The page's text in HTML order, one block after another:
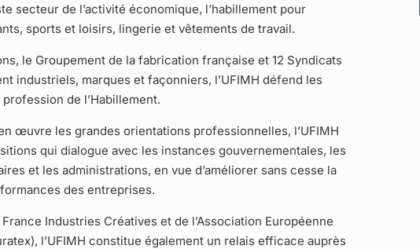
secteur de l’activité économique, l’habillement pour
sports et loisirs, lingerie et vêtements de travail.
le Groupement de la fabrication française et 12 Syndicats
industriels, marques et façonniers, l’UFIMH défend les
de l’Habillement.
œuvre les grandes orientations professionnelles, l’UFIMH
qui dialogue avec les instances gouvernementales, les
et les administrations, en vue d’améliorer sans cesse la
des entreprises.
Industries Créatives et de l’Association Européenne
l’UFIMH constitue également un relais efficace auprès